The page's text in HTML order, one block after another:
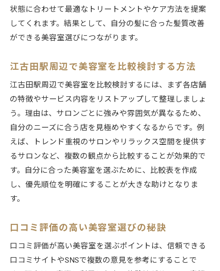
実際の口コミで美容室の強みを知る方法
満足度で選ぶ美容室ランキングの見方
口コミから選ぶ美容室のメリット解説
美容室の口コミを活用した選び方ガイド
信頼できる美容室口コミのチェックポイン
ト
髪のダメージケアに強い美容室は江古田駅周辺
で見つかる
髪のダメージケアに特化した美容室とは
美容室で受けられる髪質改善施術の内容
美容室のトリートメント技術を比較検証
髪の悩み別おすすめ美容室の特徴紹介
状態に合わせて最適なトリートメントやケア方法を提案
してくれます。結果として、自分の髪に合った髪質改善
ができる美容室選びにつながります。
江古田駅周辺で美容室を比較検討する方法
江古田駅周辺で美容室を比較検討するには、まず各店舗
の特徴やサービス内容をリストアップして整理しましょ
う。理由は、サロンごとに強みや雰囲気が異なるため、
自分のニーズに合う店を見極めやすくなるからです。例
えば、トレンド重視のサロンやリラックス空間を提供す
るサロンなど、複数の観点から比較することが効果的で
す。自分に合った美容室を選ぶために、比較表を作成
し、優先順位を明確にすることが大きな助けとなりま
す。
口コミ評価の高い美容室選びの秘訣
口コミ評価が高い美容室を選ぶポイントは、信頼できる
口コミサイトやSNSで複数の意見を参考にすることで